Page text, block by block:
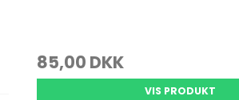
85,00 DKK
VIS PRODUKT